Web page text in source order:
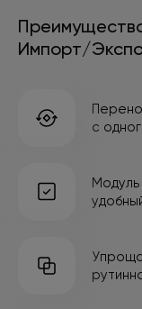
Импорт/
с